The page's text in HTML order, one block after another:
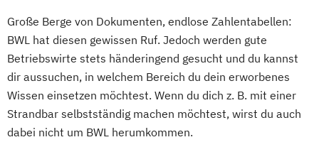
Große Berge von Dokumenten, endlose Zahlentabellen:
BWL hat diesen gewissen Ruf. Jedoch werden gute
Betriebswirte stets händeringend gesucht und du kannst
dir aussuchen, in welchem Bereich du dein erworbenes
Wissen einsetzen möchtest. Wenn du dich z. B. mit einer
Strandbar selbstständig machen möchtest, wirst du auch
dabei nicht um BWL herumkommen.